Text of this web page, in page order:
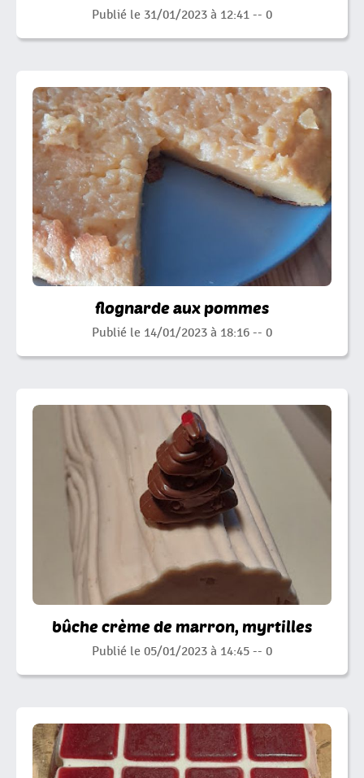
Publié le 31/01/2023 à 12:41 -- 0
flognarde aux pommes
Publié le 14/01/2023 à 18:16 -- 0
bûche crème de marron, myrtilles
Publié le 05/01/2023 à 14:45 -- 0